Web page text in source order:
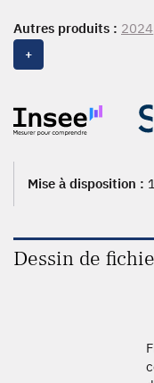
Autres produits : 2024
2020
- 1_12ème,
2011 - 1_12ème,
- 1_12ème, 2008,
2006, 2005 -
2002, 2001, 2000,
1993
+
Mise à disposition :
Dessin de